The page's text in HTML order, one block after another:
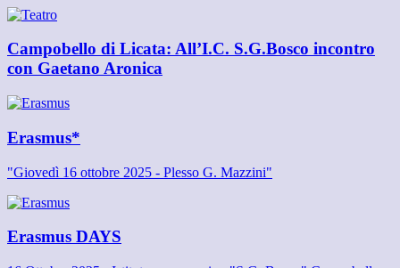
Campobello di Licata: All’I.C. S.G.Bosco incontro
con Gaetano Aronica
Erasmus*
"Giovedì 16 ottobre 2025 - Plesso G. Mazzini"
Erasmus DAYS